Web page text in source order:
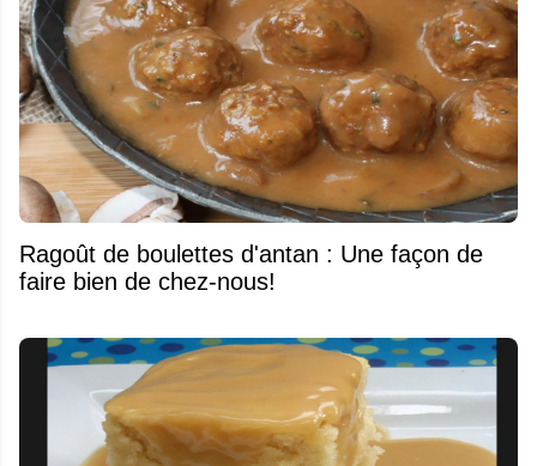
Ragoût de boulettes d'antan : Une façon de
faire bien de chez-nous!